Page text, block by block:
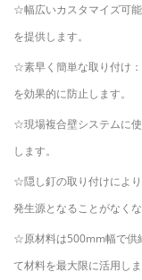
☆幅広いカスタマイズ可
を提供します。
☆素早く簡単な取り付け
を効果的に防止します。
☆現場複合壁システムに
します。
☆隠し釘の取り付けによ
発生源となることがなく
☆原材料は500mm幅で供
て材料を最大限に活用しま